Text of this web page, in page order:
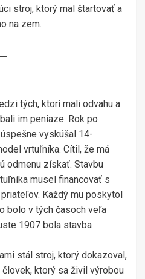
stroj, ktorý mal štartovať a
na zem.
tých, ktorí mali odvahu a
im peniaze. Rok po
vyskúšal 14-
vrtuľníka. Cítil, že má
odmenu získať. Stavbu
musel financovať s
Každý mu poskytol
bolo v tých časoch veľa
1907 bola stavba
stál stroj, ktorý dokazoval,
ktorý sa živil výrobou